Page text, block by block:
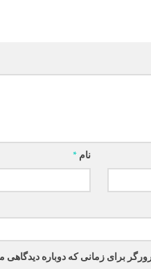
نام*
برای زمانی که دوباره